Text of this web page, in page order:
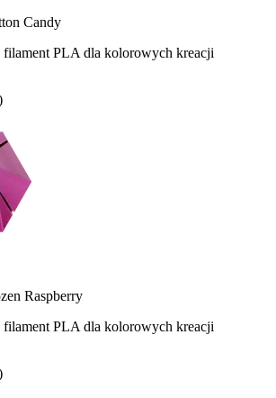
Candy
PLA dla kolorowych kreacji
Raspberry
PLA dla kolorowych kreacji